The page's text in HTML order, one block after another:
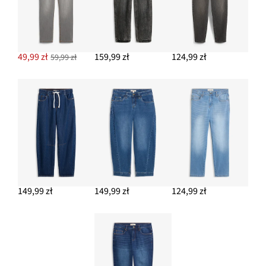
49,99 zł 59,99 zł 159,99 zł 124,99 zł
149,99 zł 149,99 zł 124,99 zł